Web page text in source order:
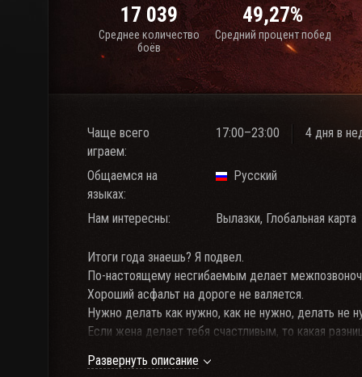
17 039
Среднее количество
боёв
49,27%
Средний процент побед
Чаще всего
играем:
17:00–23:00 4 дня в
Общаемся на
языках:
Русский
Нам интересны: Вылазки, Глобальная карта
Итоги года знаешь? Я подвел.
По-настоящему несгибаемым делает
Хороший асфальт на дороге не валяется.
Нужно делать как нужно, как не нужно, делать не
Если жена делает тебя счастливым, то какая
Решил отдохнуть в воскресенье, после этот день
Развернуть описание